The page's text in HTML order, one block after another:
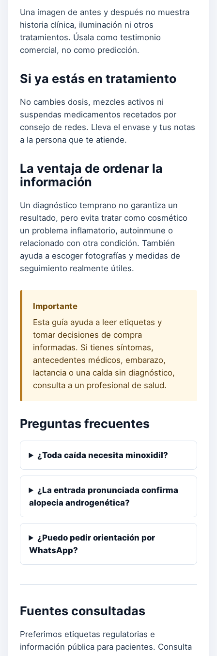
Una imagen de antes y después no muestra
historia clínica, iluminación ni otros
tratamientos. Úsala como testimonio
comercial, no como predicción.
Si ya estás en tratamiento
No cambies dosis, mezcles activos ni
suspendas medicamentos recetados por
consejo de redes. Lleva el envase y tus notas
a la persona que te atiende.
La ventaja de ordenar la
información
Un diagnóstico temprano no garantiza un
resultado, pero evita tratar como cosmético
un problema inflamatorio, autoinmune o
relacionado con otra condición. También
ayuda a escoger fotografías y medidas de
seguimiento realmente útiles.
Importante
Esta guía ayuda a leer etiquetas y
tomar decisiones de compra
informadas. Si tienes síntomas,
antecedentes médicos, embarazo,
lactancia o una caída sin diagnóstico,
consulta a un profesional de salud.
Preguntas frecuentes
¿Toda caída necesita minoxidil?
¿La entrada pronunciada confirma
alopecia androgenética?
¿Puedo pedir orientación por
WhatsApp?
Fuentes consultadas
Preferimos etiquetas regulatorias e
información pública para pacientes. Consulta